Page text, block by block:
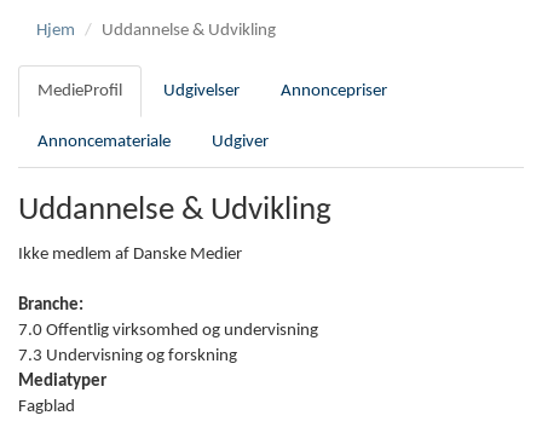
Hjem Uddannelse & Udvikling
MedieProfil Udgivelser Annoncepriser
Annoncemateriale Udgiver
Uddannelse & Udvikling
Ikke medlem af Danske Medier
Branche:
7.0 Offentlig virksomhed og undervisning
7.3 Undervisning og forskning
Mediatyper
Fagblad